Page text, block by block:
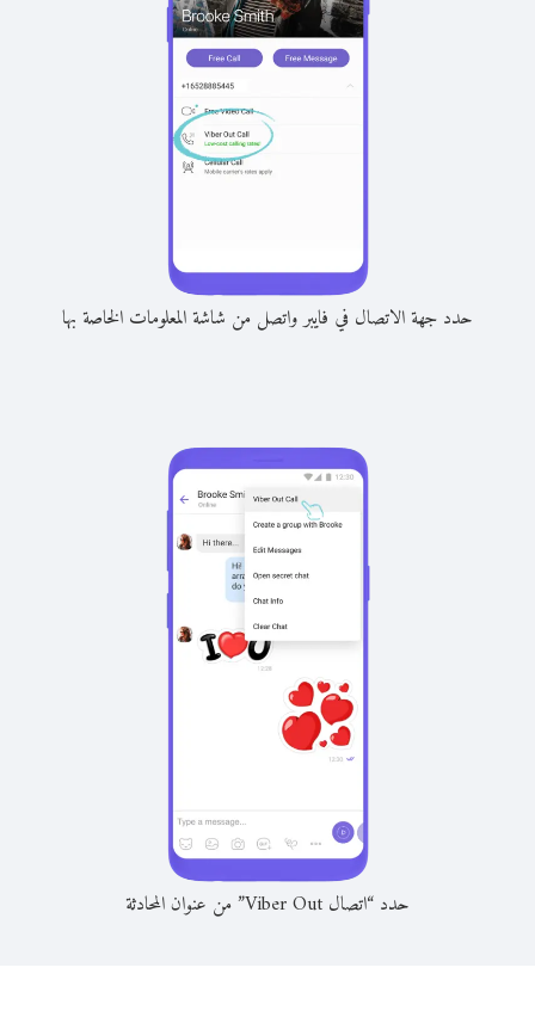
حدد جهة الاتصال في فايبر واتصل من شاشة المعلومات الخاصة بها
حدد “اتصال Viber Out” من عنوان المحادثة